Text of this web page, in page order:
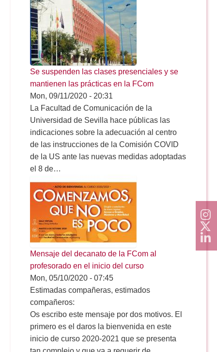
Se suspenden las clases presenciales y se
mantienen las prácticas en la FCom
Mon, 09/11/2020 - 20:31
La Facultad de Comunicación de la
Universidad de Sevilla hace públicas las
indicaciones sobre la adecuación al centro
de las instrucciones de la Comisión COVID
de la US ante las nuevas medidas adoptadas
el 8 de…
Mensaje del decanato de la FCom al
profesorado en el inicio del curso
Mon, 05/10/2020 - 07:45
Estimadas compañeras, estimados
compañeros:
Os escribo este mensaje por dos motivos. El
primero es el daros la bienvenida en este
inicio de curso 2020-2021 que se presenta